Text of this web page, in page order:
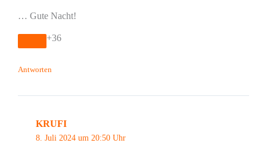
… Gute Nacht!
+36
Antworten
KRUFI
8. Juli 2024 um 20:50 Uhr